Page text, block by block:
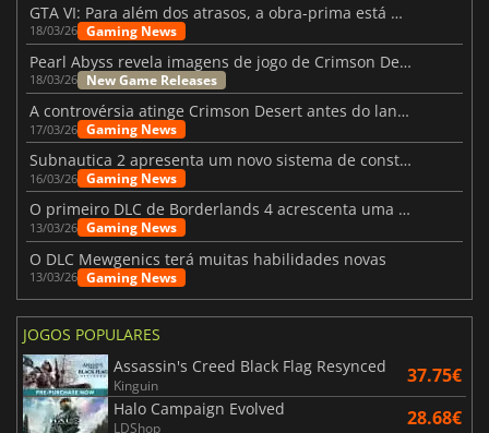
GTA VI: Para além dos atrasos, a obra-prima está quase a chegar
18/03/26 Gaming News
Pearl Abyss revela imagens de jogo de Crimson Desert para a PS5
18/03/26 New Game Releases
A controvérsia atinge Crimson Desert antes do lançamento
17/03/26 Gaming News
Subnautica 2 apresenta um novo sistema de construção de bases
16/03/26 Gaming News
O primeiro DLC de Borderlands 4 acrescenta uma nova personagem e muito mais
13/03/26 Gaming News
O DLC Mewgenics terá muitas habilidades novas
13/03/26 Gaming News
JOGOS POPULARES
Assassin's Creed Black Flag Resynced
Kinguin 37.75€
Halo Campaign Evolved
LDShop 28.68€